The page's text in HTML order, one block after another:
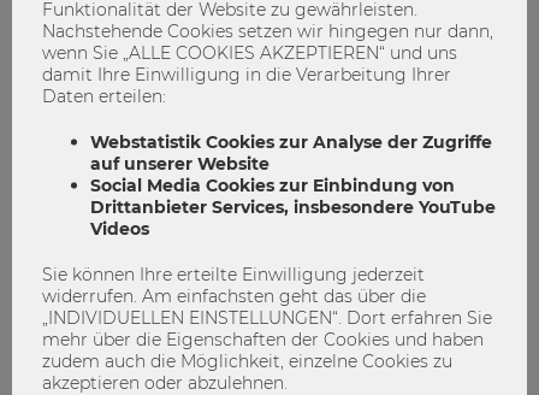
"Die systematische Herangehensweise,
die im Studium vermittelt wird, ist ein
Grundstein für die Lösung diverser
Rechtsfragen in meinem Berufsalltag"
Bachelor BaWISO Master Master Strel
0 0
Funktionalität der Website zu gewährleisten.
Nachstehende Cookies setzen wir hingegen nur dann,
wenn Sie „ALLE COOKIES AKZEPTIEREN“ und uns
damit Ihre Einwilligung in die Verarbeitung Ihrer
Daten erteilen:
Webstatistik Cookies zur Analyse der Zugriffe
auf unserer Website
Social Media Cookies zur Einbindung von
Drittanbieter Services, insbesondere YouTube
Videos
Sie können Ihre erteilte Einwilligung jederzeit
widerrufen. Am einfachsten geht das über die
„INDIVIDUELLEN EINSTELLUNGEN“. Dort erfahren Sie
mehr über die Eigenschaften der Cookies und haben
zudem auch die Möglichkeit, einzelne Cookies zu
akzeptieren oder abzulehnen.